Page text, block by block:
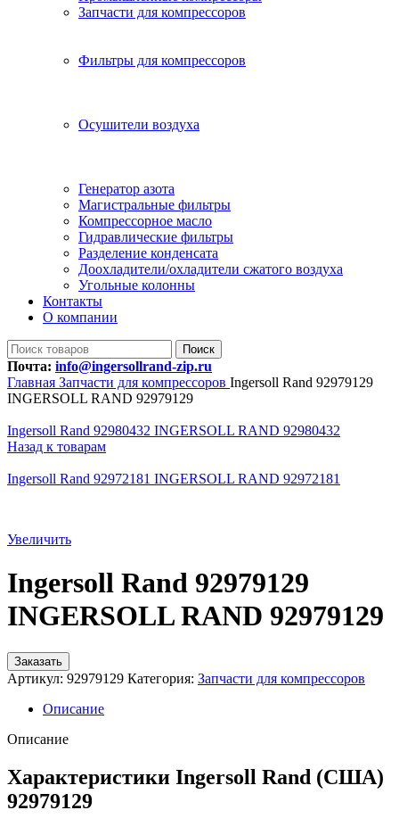
Запчасти для компрессоров
Фильтры для компрессоров
Осушители воздуха
Генератор азота
Магистральные фильтры
Компрессорное масло
Гидравлические фильтры
Разделение конденсата
Доохладители/охладители сжатого воздуха
Угольные колонны
Контакты
О компании
Поиск
Почта: info@ingersollrand-zip.ru
Главная Запчасти для компрессоров Ingersoll Rand 92979129
INGERSOLL RAND 92979129
Ingersoll Rand 92980432 INGERSOLL RAND 92980432
Назад к товарам
Ingersoll Rand 92972181 INGERSOLL RAND 92972181
Увеличить
Ingersoll Rand 92979129
INGERSOLL RAND 92979129
Заказать
Артикул: 92979129 Категория: Запчасти для компрессоров
Описание
Описание
Характеристики Ingersoll Rand (США)
92979129